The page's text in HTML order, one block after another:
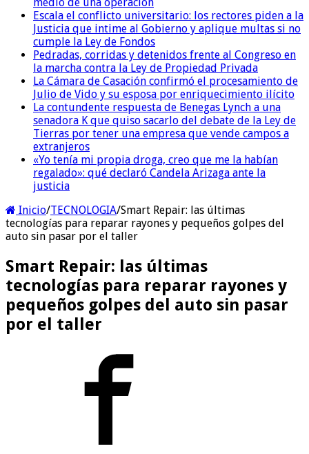
Escala el conflicto universitario: los rectores piden a la
Justicia que intime al Gobierno y aplique multas si no
cumple la Ley de Fondos
Pedradas, corridas y detenidos frente al Congreso en
la marcha contra la Ley de Propiedad Privada
La Cámara de Casación confirmó el procesamiento de
Julio de Vido y su esposa por enriquecimiento ilícito
La contundente respuesta de Benegas Lynch a una
senadora K que quiso sacarlo del debate de la Ley de
Tierras por tener una empresa que vende campos a
extranjeros
«Yo tenía mi propia droga, creo que me la habían
regalado»: qué declaró Candela Arizaga ante la
justicia
Inicio/TECNOLOGIA/Smart Repair: las últimas
tecnologías para reparar rayones y pequeños golpes del
auto sin pasar por el taller
Smart Repair: las últimas
tecnologías para reparar rayones y
pequeños golpes del auto sin pasar
por el taller